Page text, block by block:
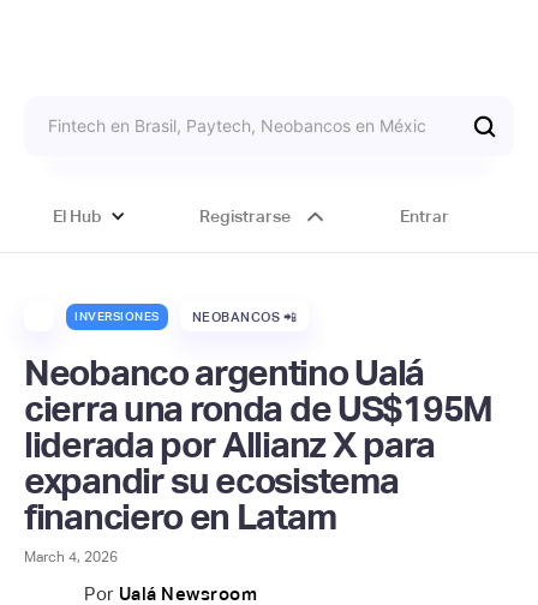
El Hub Registrarse Entrar
INVERSIONES NEOBANCOS 📲
Neobanco argentino Ualá
cierra una ronda de US$195M
liderada por Allianz X para
expandir su ecosistema
financiero en Latam
March 4, 2026
Por Ualá Newsroom